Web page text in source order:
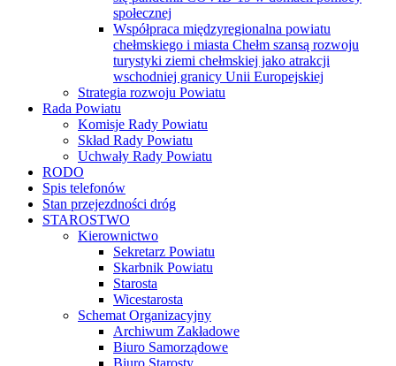
społecznej
Współpraca międzyregionalna powiatu
chełmskiego i miasta Chełm szansą rozwoju
turystyki ziemi chełmskiej jako atrakcji
wschodniej granicy Unii Europejskiej
Strategia rozwoju Powiatu
Rada Powiatu
Komisje Rady Powiatu
Skład Rady Powiatu
Uchwały Rady Powiatu
RODO
Spis telefonów
Stan przejezdności dróg
STAROSTWO
Kierownictwo
Sekretarz Powiatu
Skarbnik Powiatu
Starosta
Wicestarosta
Schemat Organizacyjny
Archiwum Zakładowe
Biuro Samorządowe
Biuro Starosty